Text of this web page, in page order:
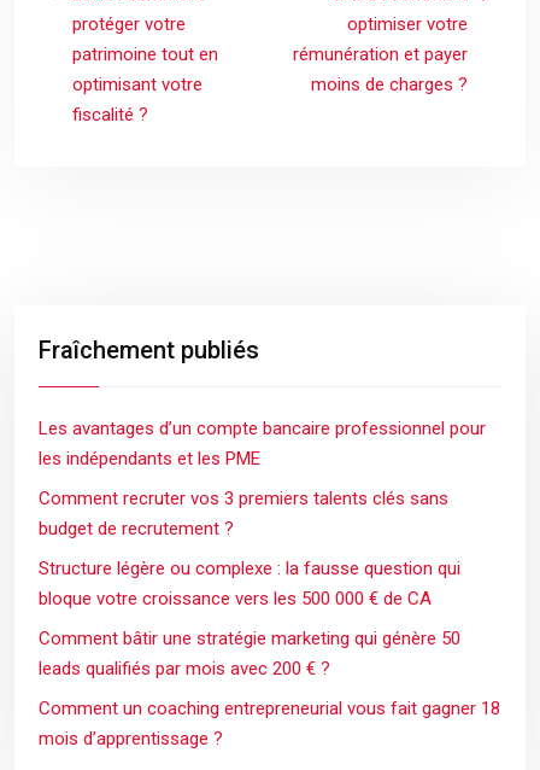
protéger votre
patrimoine tout en
optimisant votre
fiscalité ?
optimiser votre
rémunération et payer
moins de charges ?
Fraîchement publiés
Les avantages d’un compte bancaire professionnel pour
les indépendants et les PME
Comment recruter vos 3 premiers talents clés sans
budget de recrutement ?
Structure légère ou complexe : la fausse question qui
bloque votre croissance vers les 500 000 € de CA
Comment bâtir une stratégie marketing qui génère 50
leads qualifiés par mois avec 200 € ?
Comment un coaching entrepreneurial vous fait gagner 18
mois d’apprentissage ?